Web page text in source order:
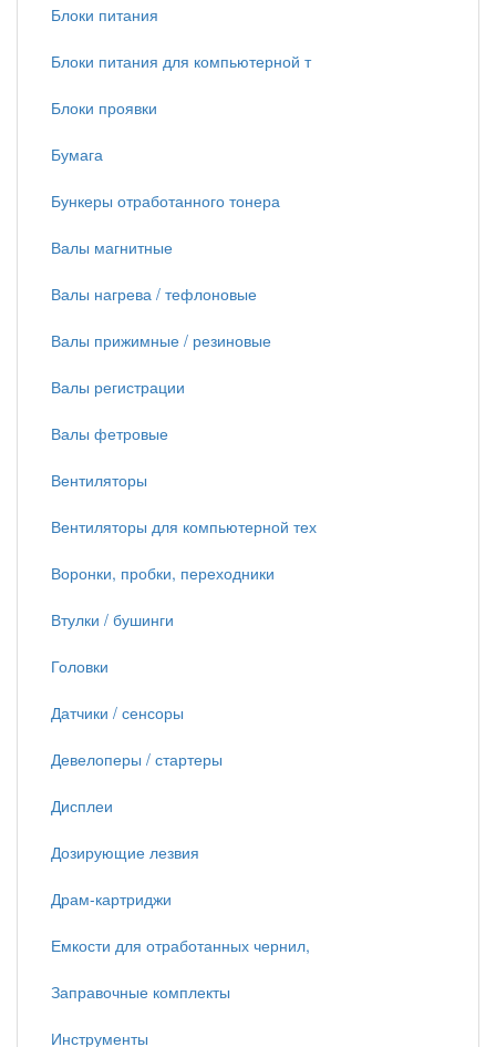
Блоки питания
Блоки питания для компьютерной т
Блоки проявки
Бумага
Бункеры отработанного тонера
Валы магнитные
Валы нагрева / тефлоновые
Валы прижимные / резиновые
Валы регистрации
Валы фетровые
Вентиляторы
Вентиляторы для компьютерной тех
Воронки, пробки, переходники
Втулки / бушинги
Головки
Датчики / сенсоры
Девелоперы / стартеры
Дисплеи
Дозирующие лезвия
Драм-картриджи
Емкости для отработанных чернил,
Заправочные комплекты
Инструменты